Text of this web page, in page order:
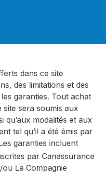
dans ce site
des limitations et des
garanties. Tout achat
site sera soumis aux
qu’aux modalités et aux
tel qu’il a été émis par
garanties incluent
par Canassurance
La Compagnie